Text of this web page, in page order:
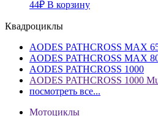
44₽ В корзину
Квадроциклы
AODES PATHCROSS MAX
AODES PATHCROSS MAX
AODES PATHCROSS 1000
AODES PATHCROSS 1000
посмотреть все...
Мотоциклы